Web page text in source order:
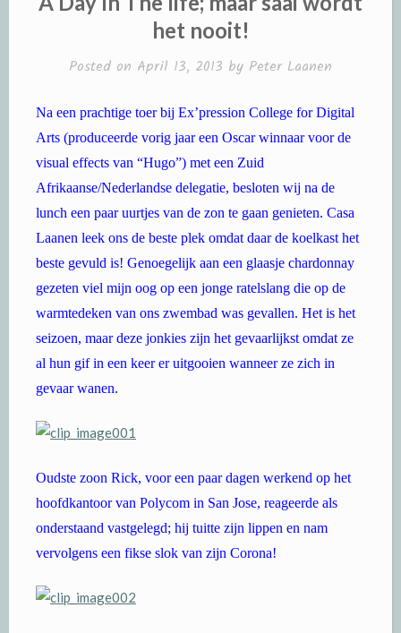
het nooit!
Posted on April 13, 2013 by Peter Laanen
Na een prachtige toer bij Ex’pression College for Digital
Arts (produceerde vorig jaar een Oscar winnaar voor de
visual effects van “Hugo”) met een Zuid
Afrikaanse/Nederlandse delegatie, besloten wij na de
lunch een paar uurtjes van de zon te gaan genieten. Casa
Laanen leek ons de beste plek omdat daar de koelkast het
beste gevuld is! Genoegelijk aan een glaasje chardonnay
gezeten viel mijn oog op een jonge ratelslang die op de
warmtedeken van ons zwembad was gevallen. Het is het
seizoen, maar deze jonkies zijn het gevaarlijkst omdat ze
al hun gif in een keer er uitgooien wanneer ze zich in
gevaar wanen.
Oudste zoon Rick, voor een paar dagen werkend op het
hoofdkantoor van Polycom in San Jose, reageerde als
onderstaand vastgelegd; hij tuitte zijn lippen en nam
vervolgens een fikse slok van zijn Corona!